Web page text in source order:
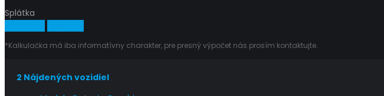
Splátka
*Kalkulačka má iba informatívny charakter, pre presný výpočet nás prosím kontaktujte.
2 Nájdených vozidiel